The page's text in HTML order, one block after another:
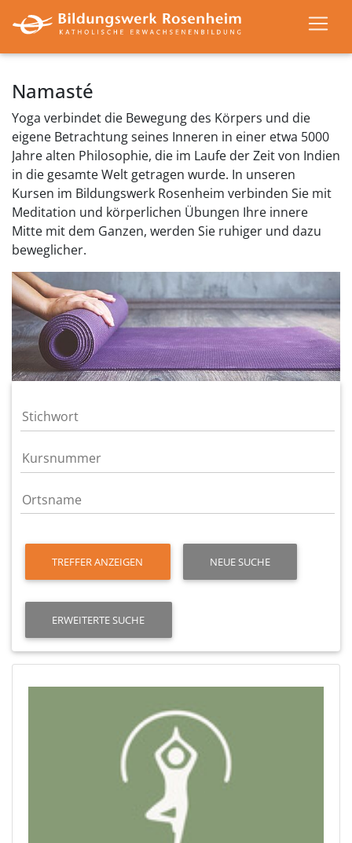
Namasté
Yoga verbindet die Bewegung des Körpers und die
eigene Betrachtung seines Inneren in einer etwa 5000
Jahre alten Philosophie, die im Laufe der Zeit von Indien
in die gesamte Welt getragen wurde. In unseren
Kursen im Bildungswerk Rosenheim verbinden Sie mit
Meditation und körperlichen Übungen Ihre innere
Mitte mit dem Ganzen, werden Sie ruhiger und dazu
beweglicher.
TREFFER ANZEIGEN NEUE SUCHE
ERWEITERTE SUCHE